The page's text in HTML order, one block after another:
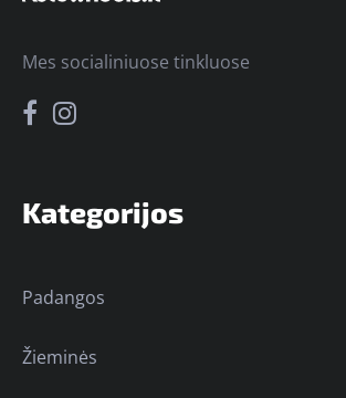
Kategorijos
Padangos
Žieminės
Mes socialiniuose tinkluose